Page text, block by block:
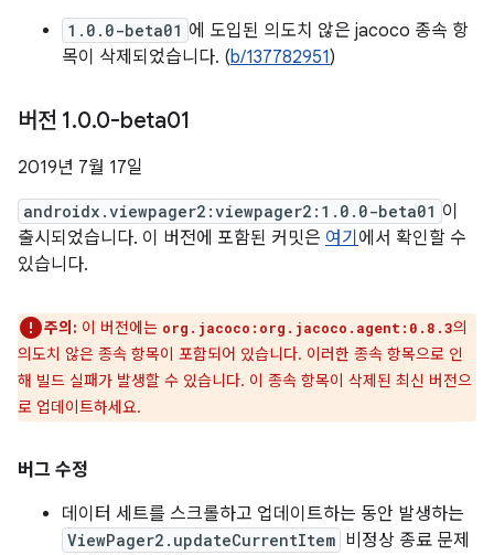
1.0.0-beta01 에 도입된 의도치 않은 jacoco 종속 항
목이 삭제되었습니다. (b/137782951)
버전 1.0.0-beta01
2019년 7월 17일
androidx.viewpager2:viewpager2:1.0.0-beta01 이
출시되었습니다. 이 버전에 포함된 커밋은 여기 에서 확인할 수
있습니다.
주의: 이 버전에는 org.jacoco:org.jacoco.agent:0.8.3의
의도치 않은 종속 항목이 포함되어 있습니다. 이러한 종속 항목으로 인
해 빌드 실패가 발생할 수 있습니다. 이 종속 항목이 삭제된 최신 버전으
로 업데이트하세요.
버그 수정
데이터 세트를 스크롤하고 업데이트하는 동안 발생하는
ViewPager2.updateCurrentItem 비정상 종료 문제